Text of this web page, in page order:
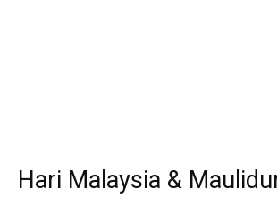
Hari Malaysia &